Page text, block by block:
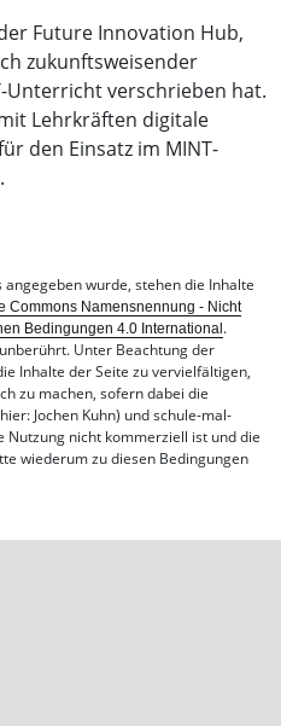
Future Innovation Hub,
zukunftsweisender
Unterricht verschrieben hat.
Lehrkräften digitale
den Einsatz im MINT-
wurde, stehen die Inhalte
Commons Namensnennung - Nicht
Bedingungen 4.0 International .
Unter Beachtung der
Inhalte der Seite zu vervielfältigen,
zu machen, sofern dabei die
Jochen Kuhn) und schule-mal-
Nutzung nicht kommerziell ist und die
wiederum zu diesen Bedingungen